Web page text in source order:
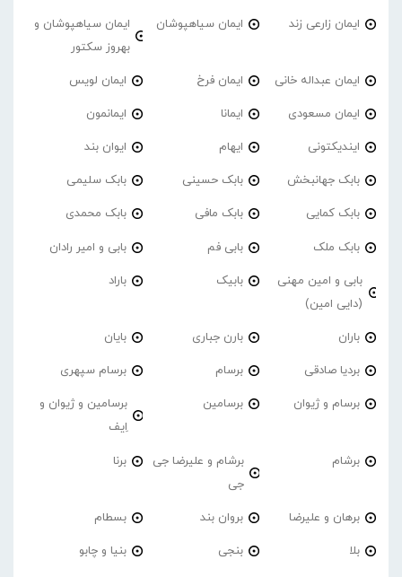
ایمان زارعی زند ایمان سیاهپوشان
ایمان سیاهپوشان و
بهروز سکتور
ایمان عبداله خانی ایمان فرخ ایمان لویس
ایمان مسعودی ایمانا ایمانمون
ایندیکتونی ایهام ایوان بند
بابک جهانبخش بابک حسینی بابک سلیمی
بابک کمایی بابک مافی بابک محمدی
بابک ملک بابی فم بابی و امیر رادان
بابی و امین مهنی
(دایی امین)
بابیک باراد
باران بارن جباری بایان
بردیا صادقی برسام برسام سپهری
برسام و ژیوان برسامین
برسامین و ژیوان و
اِیف
برشام
برشام و علیرضا جی
جی
برنا
برهان و علیرضا بروان بند بسطام
بلا بنجی بنیا و چابو